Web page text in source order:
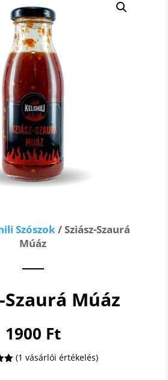
Szószok/ Sziász-Szaurá
Múáz
Szaurá Múáz
1900 Ft
(1 vásárlói értékelés)